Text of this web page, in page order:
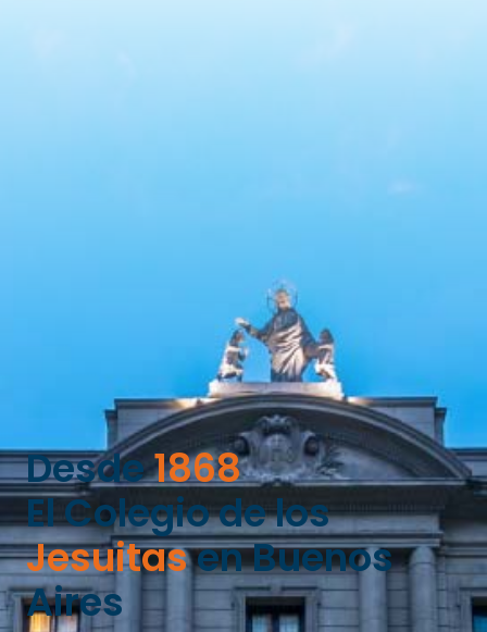
Desde1868
El Colegio de los
Jesuitasen Buenos
Aires